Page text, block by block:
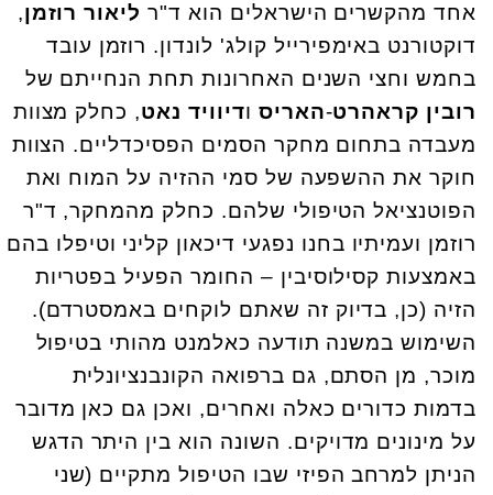
אחד מהקשרים הישראלים הוא ד"ר ליאור רוזמן,
דוקטורנט באימפירייל קולג' לונדון. רוזמן עובד
בחמש וחצי השנים האחרונות תחת הנחייתם של
רובין קראהרט-האריס ודיוויד נאט, כחלק מצוות
מעבדה בתחום מחקר הסמים הפסיכדליים. הצוות
חוקר את ההשפעה של סמי ההזיה על המוח ואת
הפוטנציאל הטיפולי שלהם. כחלק מהמחקר, ד"ר
רוזמן ועמיתיו בחנו נפגעי דיכאון קליני וטיפלו בהם
באמצעות קסילוסיבין – החומר הפעיל בפטריות
הזיה (כן, בדיוק זה שאתם לוקחים באמסטרדם).
השימוש במשנה תודעה כאלמנט מהותי בטיפול
מוכר, מן הסתם, גם ברפואה הקונבנציונלית
בדמות כדורים כאלה ואחרים, ואכן גם כאן מדובר
על מינונים מדויקים. השונה הוא בין היתר הדגש
הניתן למרחב הפיזי שבו הטיפול מתקיים (שני